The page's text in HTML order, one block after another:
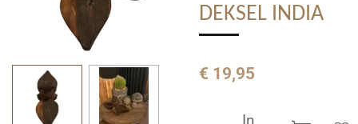
DEKSEL INDIA
€ 19,95